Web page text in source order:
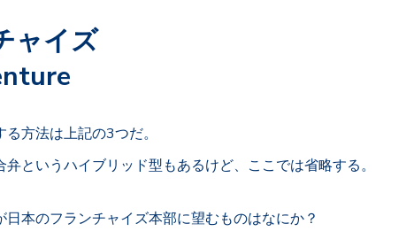
ャイズ
方法は上記の3つだ。
というハイブリッド型もあるけど、ここでは省略する。
本のフランチャイズ本部に望むものはなにか？